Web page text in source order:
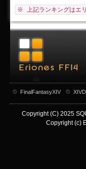
※ 上記ランキングはエ
FinalFantasyXIV
Copyright (C) 2025
Copyright (c)